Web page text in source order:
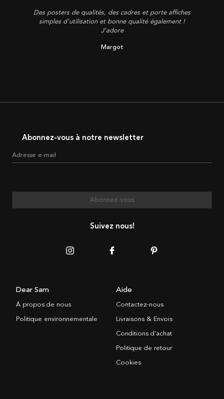
Des posters de qualités, des cadres et porte affiches
simples d'utilisation et bonne qualité également !
J'adore
Margot
Abonnez-vous à notre newsletter
Adresse e-mail
Abonnez-vous
Suivez nous!
Dear Sam
À propos de nous
Politique environnementale
Aide
Contactez-nous
Livraisons & Envois
Conditions d’achat
Politique de retour
Cookies